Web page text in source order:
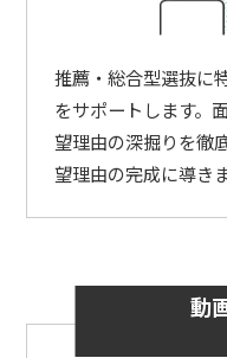
推薦・総合型選抜に
をサポートします。
望理由の深掘りを徹
望理由の完成に導き
動